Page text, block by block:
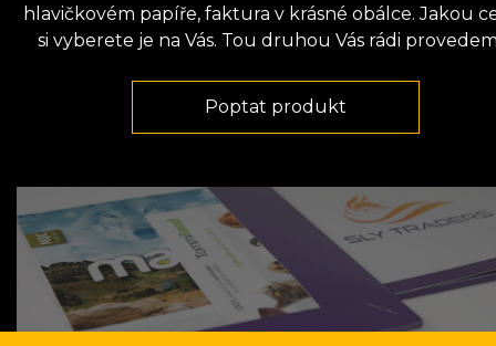
hlavičkovém papíře, faktura v krásné obálce. Jakou
si vyberete je na Vás. Tou druhou Vás rádi
Poptat produkt